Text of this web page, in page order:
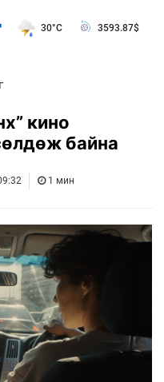
30°C 3593.87$
кино
байна
1 мин